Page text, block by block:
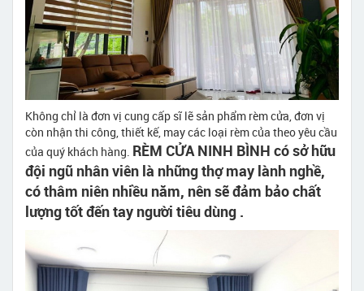
Không chỉ là đơn vị cung cấp sĩ lẽ sản phẩm rèm cửa, đơn vị
còn nhận thi công, thiết kế, may các loại rèm của theo yêu cầu
của quý khách hàng. RÈM CỬA NINH BÌNH có sở hữu
đội ngũ nhân viên là những thợ may lành nghề,
có thâm niên nhiều năm, nên sẽ đảm bảo chất
lượng tốt đến tay người tiêu dùng .